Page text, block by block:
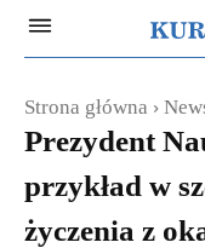
Strona główna
Prezydent
przykład w
życzenia z